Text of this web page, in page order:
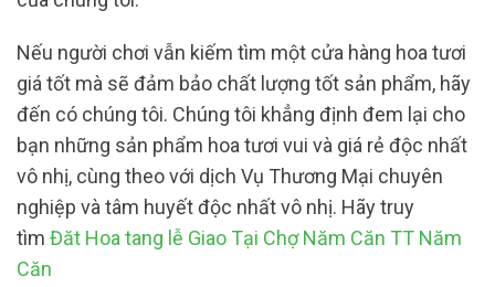
Nếu người chơi vẫn kiếm tìm một cửa hàng hoa tươi
giá tốt mà sẽ đảm bảo chất lượng tốt sản phẩm, hãy
đến có chúng tôi. Chúng tôi khẳng định đem lại cho
bạn những sản phẩm hoa tươi vui và giá rẻ độc nhất
vô nhị, cùng theo với dịch Vụ Thương Mại chuyên
nghiệp và tâm huyết độc nhất vô nhị. Hãy truy
tìm Đăt Hoa tang lễ Giao Tại Chợ Năm Căn TT Năm
Căn